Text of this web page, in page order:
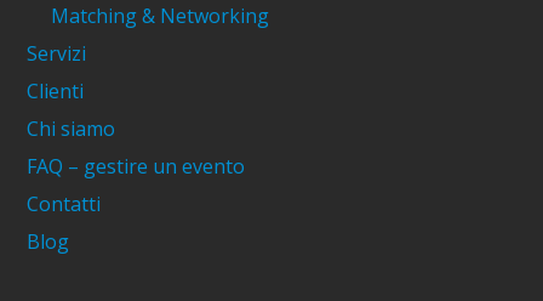
Matching & Networking
Servizi
Clienti
Chi siamo
FAQ – gestire un evento
Contatti
Blog